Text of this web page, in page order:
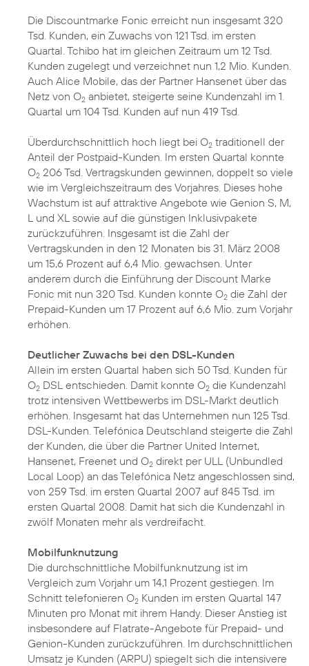
Die Discountmarke Fonic erreicht nun insgesamt 320
Tsd. Kunden, ein Zuwachs von 121 Tsd. im ersten
Quartal. Tchibo hat im gleichen Zeitraum um 12 Tsd.
Kunden zugelegt und verzeichnet nun 1,2 Mio. Kunden.
Auch Alice Mobile, das der Partner Hansenet über das
Netz von O2 anbietet, steigerte seine Kundenzahl im 1.
Quartal um 104 Tsd. Kunden auf nun 419 Tsd.
Überdurchschnittlich hoch liegt bei O2 traditionell der
Anteil der Postpaid-Kunden. Im ersten Quartal konnte
O2 206 Tsd. Vertragskunden gewinnen, doppelt so viele
wie im Vergleichszeitraum des Vorjahres. Dieses hohe
Wachstum ist auf attraktive Angebote wie Genion S, M,
L und XL sowie auf die günstigen Inklusivpakete
zurückzuführen. Insgesamt ist die Zahl der
Vertragskunden in den 12 Monaten bis 31. März 2008
um 15,6 Prozent auf 6,4 Mio. gewachsen. Unter
anderem durch die Einführung der Discount Marke
Fonic mit nun 320 Tsd. Kunden konnte O2 die Zahl der
Prepaid-Kunden um 17 Prozent auf 6,6 Mio. zum Vorjahr
erhöhen.
Deutlicher Zuwachs bei den DSL-Kunden
Allein im ersten Quartal haben sich 50 Tsd. Kunden für
O2 DSL entschieden. Damit konnte O2 die Kundenzahl
trotz intensiven Wettbewerbs im DSL-Markt deutlich
erhöhen. Insgesamt hat das Unternehmen nun 125 Tsd.
DSL-Kunden. Telefónica Deutschland steigerte die Zahl
der Kunden, die über die Partner United Internet,
Hansenet, Freenet und O2 direkt per ULL (Unbundled
Local Loop) an das Telefónica Netz angeschlossen sind,
von 259 Tsd. im ersten Quartal 2007 auf 845 Tsd. im
ersten Quartal 2008. Damit hat sich die Kundenzahl in
zwölf Monaten mehr als verdreifacht.
Mobilfunknutzung
Die durchschnittliche Mobilfunknutzung ist im
Vergleich zum Vorjahr um 14,1 Prozent gestiegen. Im
Schnitt telefonieren O2 Kunden im ersten Quartal 147
Minuten pro Monat mit ihrem Handy. Dieser Anstieg ist
insbesondere auf Flatrate-Angebote für Prepaid- und
Genion-Kunden zurückzuführen. Im durchschnittlichen
Umsatz je Kunden (ARPU) spiegelt sich die intensivere